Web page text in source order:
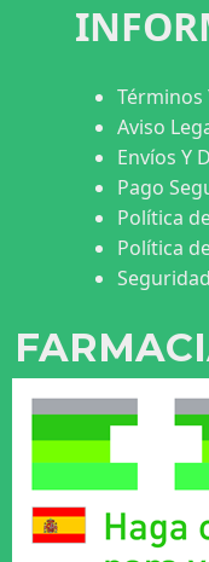
Términos
Aviso
Envíos Y
Pago
Política
Política
Seguridad